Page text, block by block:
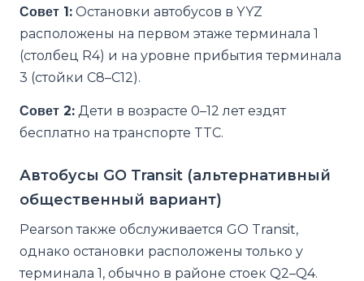
Совет 1: Остановки автобусов в YYZ
расположены на первом этаже терминала 1
(столбец R4) и на уровне прибытия терминала
3 (стойки C8–C12).
Совет 2: Дети в возрасте 0–12 лет ездят
бесплатно на транспорте TTC.
Автобусы GO Transit (альтернативный
общественный вариант)
Pearson также обслуживается GO Transit,
однако остановки расположены только у
терминала 1, обычно в районе стоек Q2–Q4.